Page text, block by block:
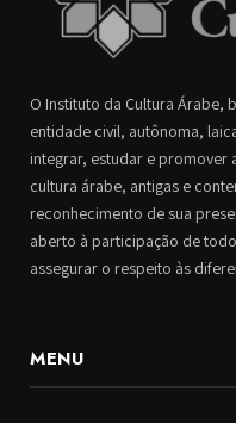
O Instituto da Cultura Árabe,
entidade civil, autônoma,
integrar, estudar e promover
cultura árabe, antigas e
reconhecimento de sua
aberto à participação de
assegurar o respeito às
MENU